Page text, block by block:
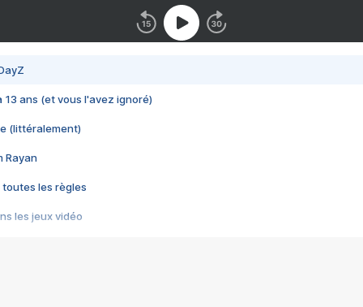
13 ans (et vous l'avez ignoré)
(littéralement)
Rayan
toutes les règles
les jeux vidéo